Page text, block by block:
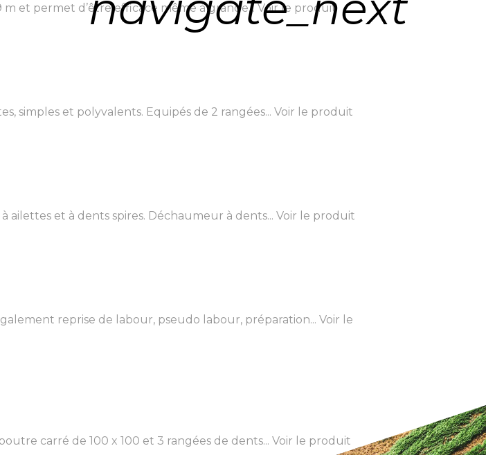
et permet d’être efficace même à grande... Voir le produit
simples et polyvalents. Equipés de 2 rangées... Voir le produit
ailettes et à dents spires. Déchaumeur à dents... Voir le produit
reprise de labour, pseudo labour, préparation... Voir le
carré de 100 x 100 et 3 rangées de dents... Voir le produit